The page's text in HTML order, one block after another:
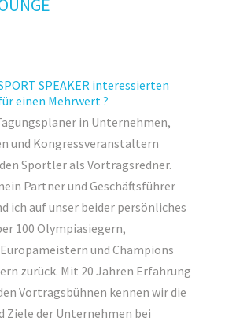
SPEAKER interessierten
einen Mehrwert ?
in Unternehmen,
und Kongressveranstaltern
Sportler als Vortragsredner.
Partner und Geschäftsführer
ich auf unser beider persönliches
100 Olympiasiegern,
und Champions
zurück. Mit 20 Jahren Erfahrung
Vortragsbühnen kennen wir die
Ziele der Unternehmen bei